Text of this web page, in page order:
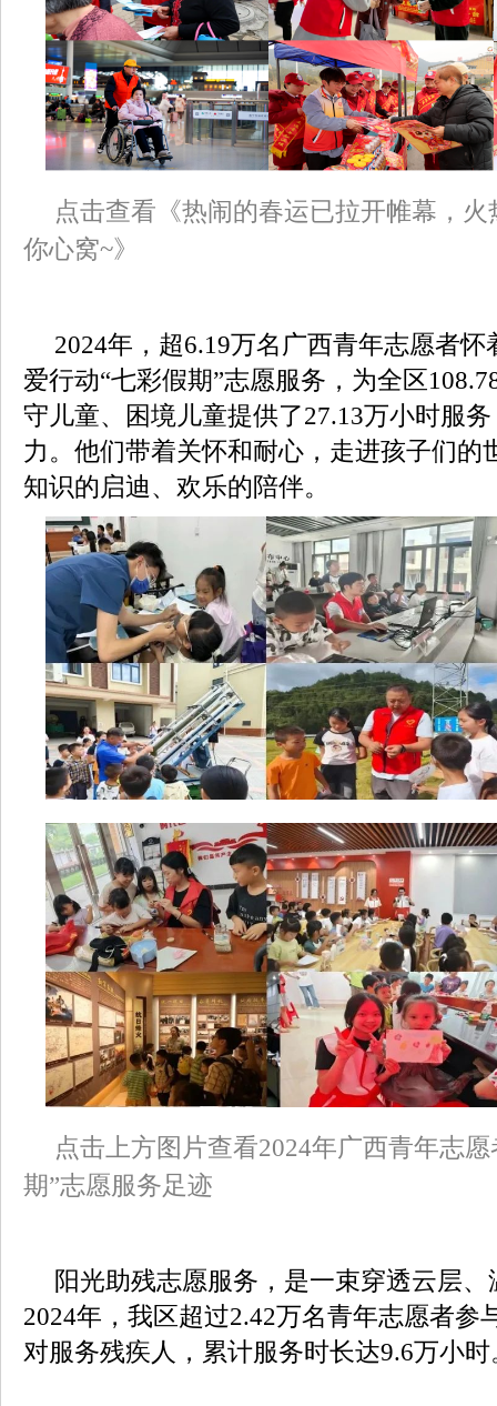
点击查看《热闹的春运已拉开帷幕，火
你心窝~》
2024年，超6.19万名广西青年志愿者
爱行动“七彩假期”志愿服务，为全区
守儿童、困境儿童提供了27.13万小时服
力。他们带着关怀和耐心，走进孩子们的
知识的启迪、欢乐的陪伴。
点击上方图片查看2024年广西青年志
期”志愿服务足迹
阳光助残志愿服务，是一束穿透云层
2024年，我区超过2.42万名青年志愿者参
对服务残疾人，累计服务时长达9.6万小时